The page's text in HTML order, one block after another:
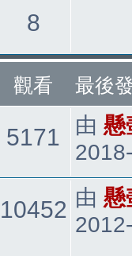
8觀
看
觀看 最後
5171 觀
看
最
後
發
表
由 懸
10452 觀
最
後
由 懸